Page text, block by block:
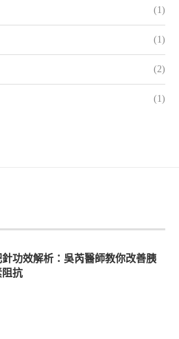
(1)
(1)
(2)
(1)
功效解析：吳芮醫師教你改善胰
阻抗